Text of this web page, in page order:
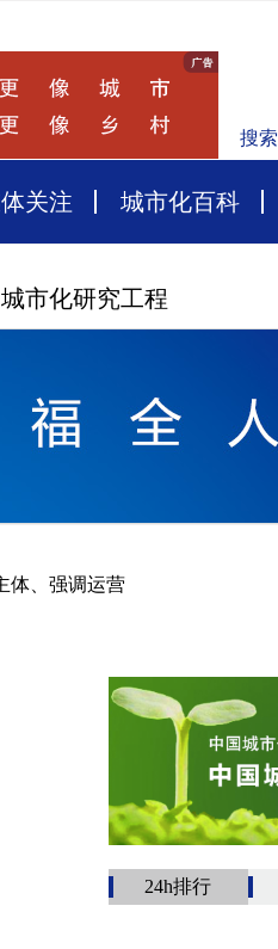
搜索
关注 城市化百科
城市化研究工程
体、强调运营
24h排行